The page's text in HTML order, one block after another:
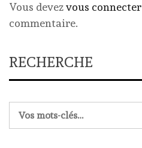
Vous devezvous connecter
commentaire.
RECHERCHE